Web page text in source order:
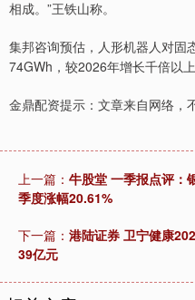
相成。”王铁山称。
集邦咨询预估，人形机器人对固
74GWh，较2026年增长千倍以上
金鼎配资提示：文章来自网络，
上一篇： 牛股堂 一季报点评：
季度涨幅20.61%
下一篇： 港陆证券 卫宁健康
39亿元